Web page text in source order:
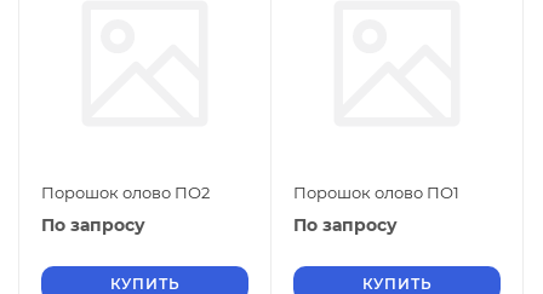
Порошок олово ПО2
По запросу
КУПИТЬ
Порошок олово ПО1
По запросу
КУПИТЬ